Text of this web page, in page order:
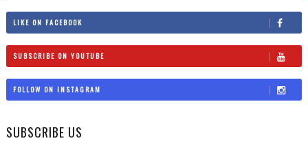
LIKE ON FACEBOOK
SUBSCRIBE ON YOUTUBE
FOLLOW ON INSTAGRAM
SUBSCRIBE US